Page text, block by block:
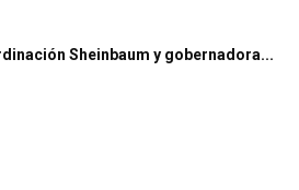
Sheinbaum y gobernadora...